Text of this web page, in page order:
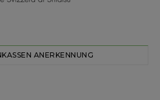
ANERKENNUNG